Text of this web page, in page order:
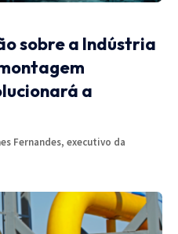
sobre a Indústria
a
Fernandes, executivo da